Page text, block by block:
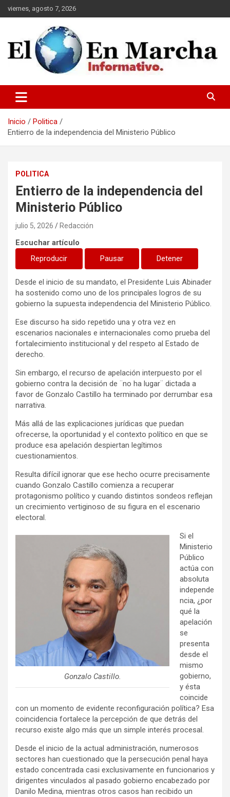
Saltar
al
viernes, agosto 7, 2026
elmundoenmarcha.net
Inicio
Politica
Entierro de la independencia del Ministerio Público
POLITICA
Entierro de la independencia del
Ministerio Público
julio 5, 2026 Redacción
Escuchar artículo
Reproducir
Pausar Detener
Desde el inicio de su mandato, el Presidente Luis Abinader
ha sostenido como uno de los principales logros de su
gobierno la supuesta independencia del Ministerio Público.
Ese discurso ha sido repetido una y otra vez en
escenarios nacionales e internacionales como prueba del
fortalecimiento institucional y del respeto al Estado de
derecho.
Sin embargo, el recurso de apelación interpuesto por el
gobierno contra la decisión de ¨no ha lugar¨ dictada a
favor de Gonzalo Castillo ha terminado por derrumbar esa
narrativa.
Más allá de las explicaciones jurídicas que puedan
ofrecerse, la oportunidad y el contexto político en que se
produce esa apelación despiertan legítimos
cuestionamientos.
Resulta difícil ignorar que ese hecho ocurre precisamente
cuando Gonzalo Castillo comienza a recuperar
protagonismo político y cuando distintos sondeos reflejan
un crecimiento vertiginoso de su figura en el escenario
electoral.
Gonzalo Castillo.
Si el
Ministerio
Público
actúa con
absoluta
independe
ncia, ¿por
qué la
apelación
se
presenta
desde el
mismo
gobierno,
y ésta
coincide
con un momento de evidente reconfiguración política? Esa
coincidencia fortalece la percepción de que detrás del
recurso existe algo más que un simple interés procesal.
Desde el inicio de la actual administración, numerosos
sectores han cuestionado que la persecución penal haya
estado concentrada casi exclusivamente en funcionarios y
dirigentes vinculados al pasado gobierno encabezado por
Danilo Medina, mientras otros casos han recibido un